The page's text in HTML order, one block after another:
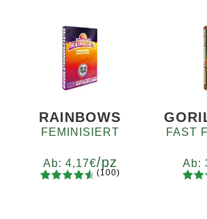
von 5,
basierend
auf
Kundenb
ewertung
RAINBOWS
FEMINISIERT
Ab: 4,17€/pz
(100)
FAST
Ab: